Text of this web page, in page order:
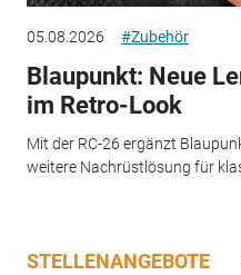
05.08.2026 #Zubehör
Blaupunkt: Neue
im Retro-Look
Mit der RC-26 ergänzt
weitere Nachrüstlösung für
STELLENANGEBOTE